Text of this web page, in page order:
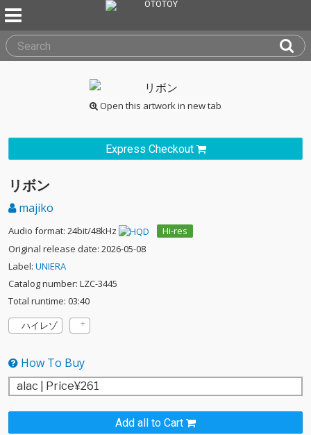
Open this artwork in new tab
Express Checkout
リボン
majiko
Audio format: 24bit/48kHz
Hi-res
Original release date: 2026-05-08
Label: UNIERA
Catalog number: LZC-3445
Total runtime: 03:40
ハイレゾ
How To Buy
Add all to Cart